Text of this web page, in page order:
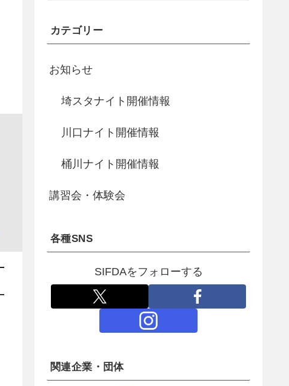
カテゴリー
お知らせ
埼スタナイト開催情報
川口ナイト開催情報
桶川ナイト開催情報
講習会・体験会
各種SNS
SIFDAをフォローする
関連企業・団体